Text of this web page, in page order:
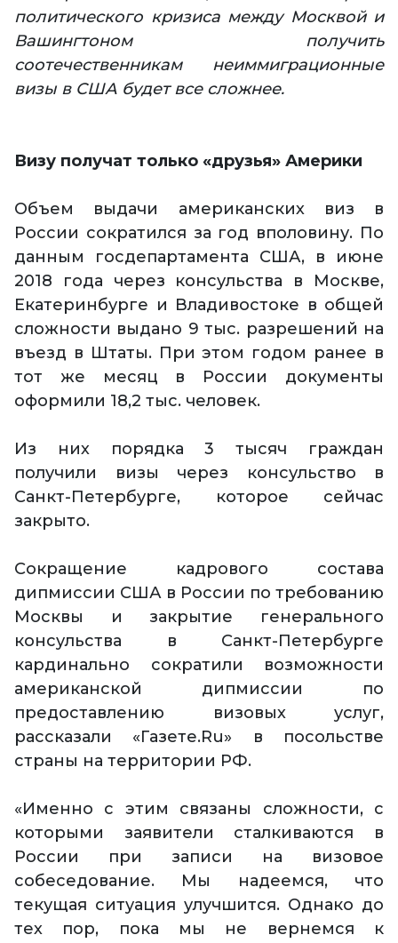
политического кризиса между Москвой и
Вашингтоном получить
соотечественникам неиммиграционные
визы в США будет все сложнее.
Визу получат только «друзья» Америки
Объем выдачи американских виз в
России сократился за год вполовину. По
данным госдепартамента США, в июне
2018 года через консульства в Москве,
Екатеринбурге и Владивостоке в общей
сложности выдано 9 тыс. разрешений на
въезд в Штаты. При этом годом ранее в
тот же месяц в России документы
оформили 18,2 тыс. человек.
Из них порядка 3 тысяч граждан
получили визы через консульство в
Санкт-Петербурге, которое сейчас
закрыто.
Сокращение кадрового состава
дипмиссии США в России по требованию
Москвы и закрытие генерального
консульства в Санкт-Петербурге
кардинально сократили возможности
американской дипмиссии по
предоставлению визовых услуг,
рассказали «Газете.Ru» в посольстве
страны на территории РФ.
«Именно с этим связаны сложности, с
которыми заявители сталкиваются в
России при записи на визовое
собеседование. Мы надеемся, что
текущая ситуация улучшится. Однако до
тех пор, пока мы не вернемся к